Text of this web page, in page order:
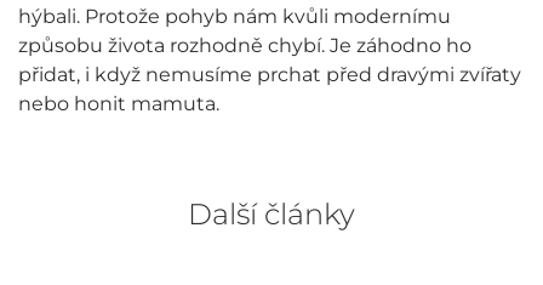
hýbali. Protože pohyb nám kvůli modernímu
způsobu života rozhodně chybí. Je záhodno ho
přidat, i když nemusíme prchat před dravými zvířaty
nebo honit mamuta.
Další články